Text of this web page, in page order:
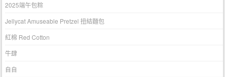
2025端午包粽
Jellycat Amuseable Pretzel 扭結麵包
紅棉 Red Cotton
牛肆
自自